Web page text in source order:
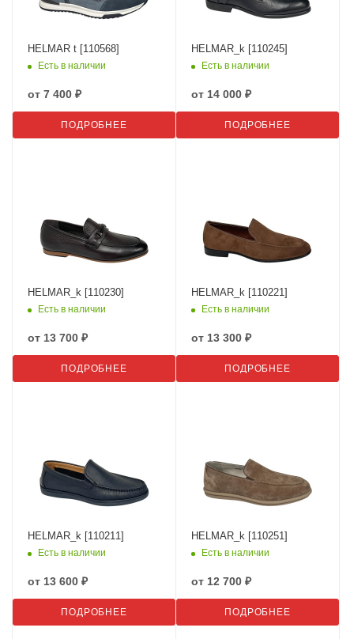
HELMAR t [110568]
Есть в наличии
от 7 400 ₽
ПОДРОБНЕЕ
HELMAR_k [110245]
Есть в наличии
от 14 000 ₽
ПОДРОБНЕЕ
HELMAR_k [110230]
Есть в наличии
от 13 700 ₽
ПОДРОБНЕЕ
HELMAR_k [110221]
Есть в наличии
от 13 300 ₽
ПОДРОБНЕЕ
HELMAR_k [110211]
Есть в наличии
от 13 600 ₽
ПОДРОБНЕЕ
HELMAR_k [110251]
Есть в наличии
от 12 700 ₽
ПОДРОБНЕЕ